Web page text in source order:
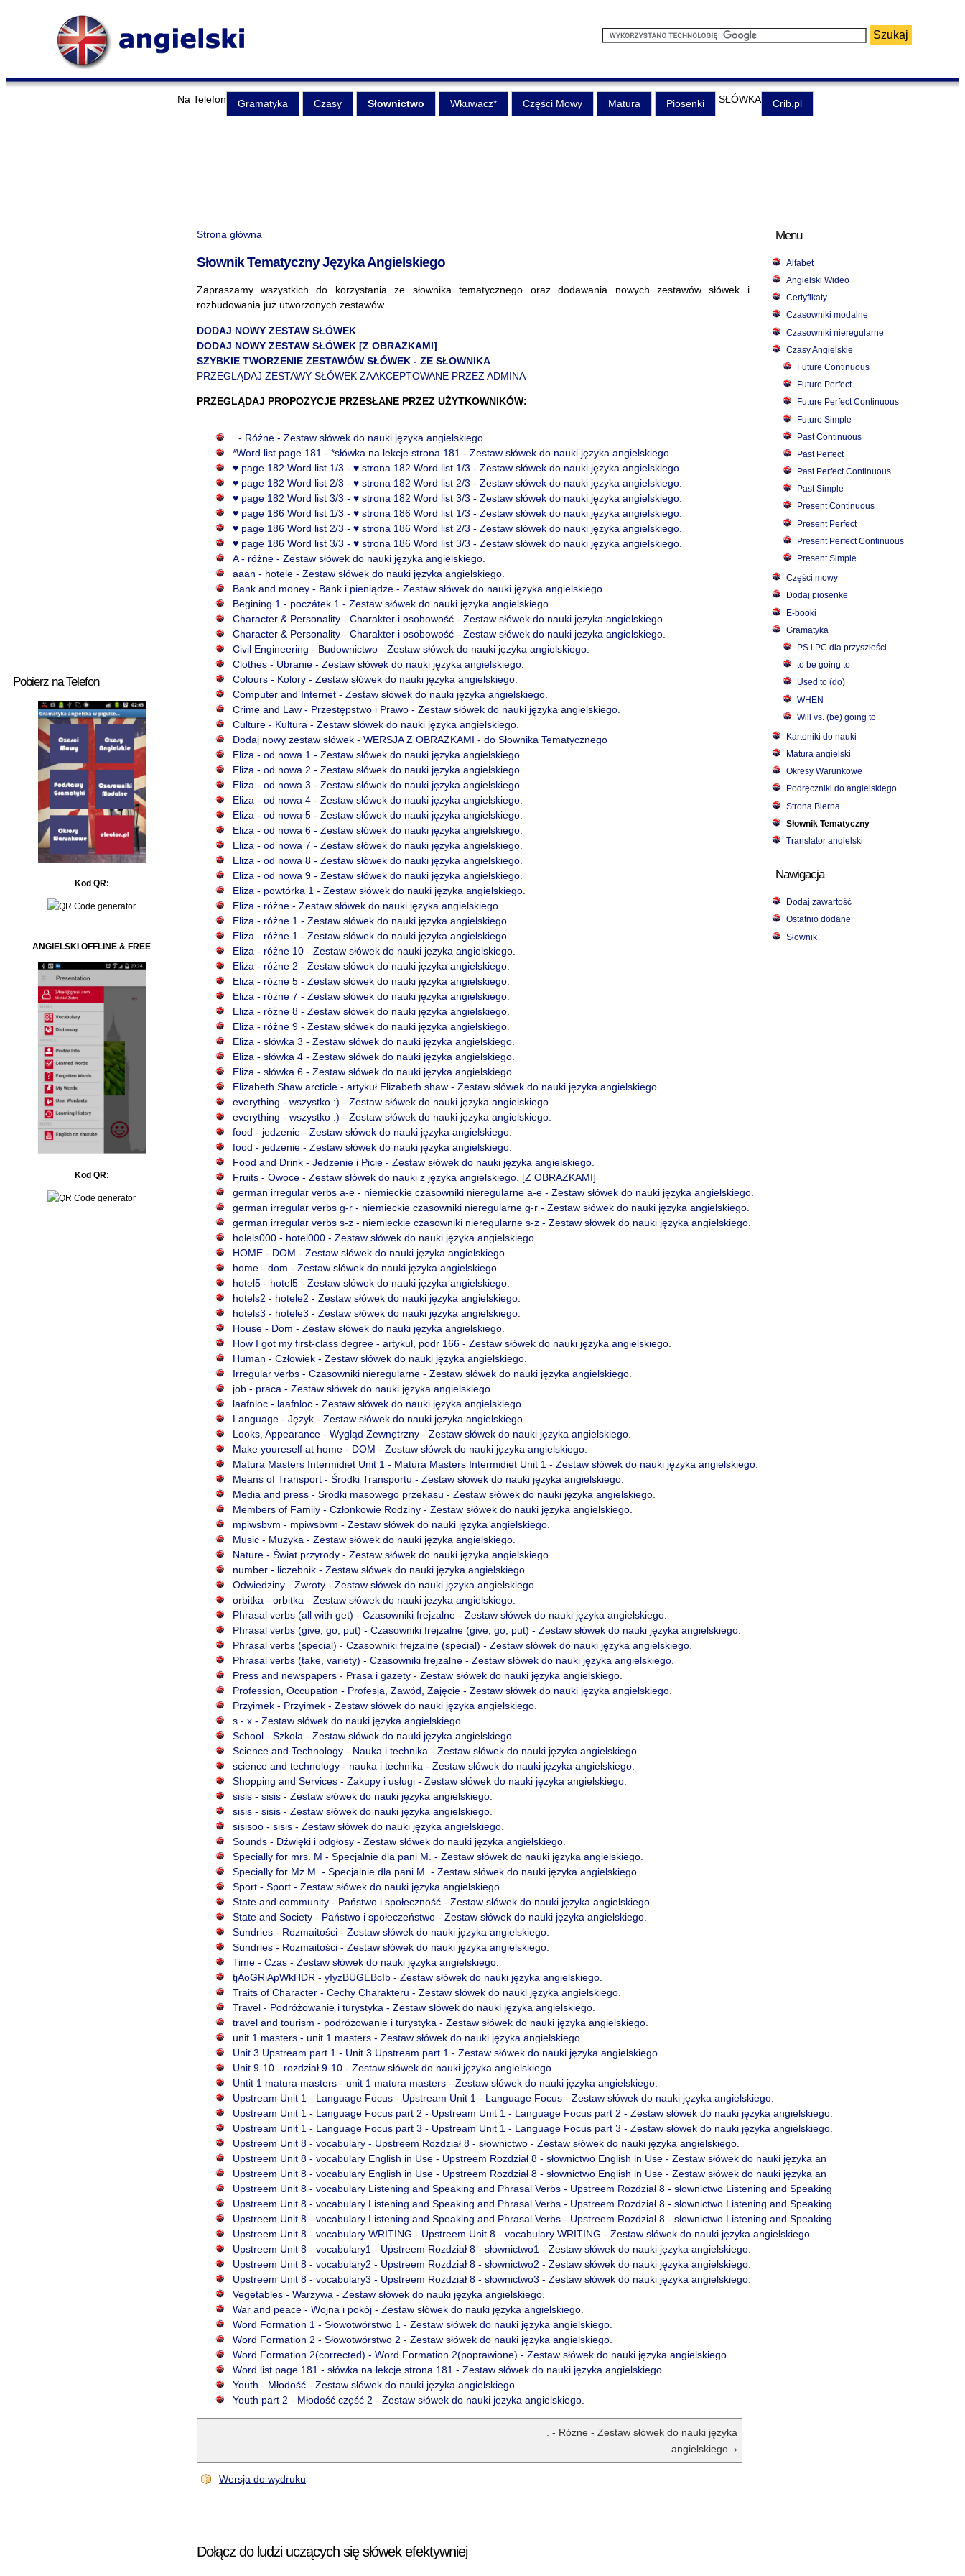
Na Telefon Gramatyka Czasy Słownictwo Wkuwacz* Części Mowy Matura Piosenki SŁÓWKA Crib.pl
Menu
Alfabet
Angielski Wideo
Certyfikaty
Czasowniki modalne
Czasowniki nieregularne
Czasy Angielskie
Future Continuous
Future Perfect
Future Perfect Continuous
Future Simple
Past Continuous
Past Perfect
Past Perfect Continuous
Past Simple
Present Continuous
Present Perfect
Present Perfect Continuous
Present Simple
Części mowy
Dodaj piosenke
E-booki
Gramatyka
PS i PC dla przyszłości
to be going to
Used to (do)
WHEN
Will vs. (be) going to
Kartoniki do nauki
Matura angielski
Okresy Warunkowe
Podręczniki do angielskiego
Strona Bierna
Słownik Tematyczny
Translator angielski
Nawigacja
Dodaj zawartość
Ostatnio dodane
Słownik
Pobierz na Telefon
Kod QR:
ANGIELSKI OFFLINE & FREE
Kod QR:
Strona główna
Słownik Tematyczny Języka Angielskiego
Zapraszamy wszystkich do korzystania ze słownika tematycznego oraz dodawania nowych zestawów słówek i
rozbudowania już utworzonych zestawów.
DODAJ NOWY ZESTAW SŁÓWEK
DODAJ NOWY ZESTAW SŁÓWEK [Z OBRAZKAMI]
SZYBKIE TWORZENIE ZESTAWÓW SŁÓWEK - ZE SŁOWNIKA
PRZEGLĄDAJ ZESTAWY SŁÓWEK ZAAKCEPTOWANE PRZEZ ADMINA
PRZEGLĄDAJ PROPOZYCJE PRZESŁANE PRZEZ UŻYTKOWNIKÓW:
. - Różne - Zestaw słówek do nauki języka angielskiego.
*Word list page 181 - *słówka na lekcje strona 181 - Zestaw słówek do nauki języka angielskiego.
♥ page 182 Word list 1/3 - ♥ strona 182 Word list 1/3 - Zestaw słówek do nauki języka angielskiego.
♥ page 182 Word list 2/3 - ♥ strona 182 Word list 2/3 - Zestaw słówek do nauki języka angielskiego.
♥ page 182 Word list 3/3 - ♥ strona 182 Word list 3/3 - Zestaw słówek do nauki języka angielskiego.
♥ page 186 Word list 1/3 - ♥ strona 186 Word list 1/3 - Zestaw słówek do nauki języka angielskiego.
♥ page 186 Word list 2/3 - ♥ strona 186 Word list 2/3 - Zestaw słówek do nauki języka angielskiego.
♥ page 186 Word list 3/3 - ♥ strona 186 Word list 3/3 - Zestaw słówek do nauki języka angielskiego.
A - różne - Zestaw słówek do nauki języka angielskiego.
aaan - hotele - Zestaw słówek do nauki języka angielskiego.
Bank and money - Bank i pieniądze - Zestaw słówek do nauki języka angielskiego.
Begining 1 - poczátek 1 - Zestaw słówek do nauki języka angielskiego.
Character & Personality - Charakter i osobowość - Zestaw słówek do nauki języka angielskiego.
Character & Personality - Charakter i osobowość - Zestaw słówek do nauki języka angielskiego.
Civil Engineering - Budownictwo - Zestaw słówek do nauki języka angielskiego.
Clothes - Ubranie - Zestaw słówek do nauki języka angielskiego.
Colours - Kolory - Zestaw słówek do nauki języka angielskiego.
Computer and Internet - Zestaw słówek do nauki języka angielskiego.
Crime and Law - Przestępstwo i Prawo - Zestaw słówek do nauki języka angielskiego.
Culture - Kultura - Zestaw słówek do nauki języka angielskiego.
Dodaj nowy zestaw słówek - WERSJA Z OBRAZKAMI - do Słownika Tematycznego
Eliza - od nowa 1 - Zestaw słówek do nauki języka angielskiego.
Eliza - od nowa 2 - Zestaw słówek do nauki języka angielskiego.
Eliza - od nowa 3 - Zestaw słówek do nauki języka angielskiego.
Eliza - od nowa 4 - Zestaw słówek do nauki języka angielskiego.
Eliza - od nowa 5 - Zestaw słówek do nauki języka angielskiego.
Eliza - od nowa 6 - Zestaw słówek do nauki języka angielskiego.
Eliza - od nowa 7 - Zestaw słówek do nauki języka angielskiego.
Eliza - od nowa 8 - Zestaw słówek do nauki języka angielskiego.
Eliza - od nowa 9 - Zestaw słówek do nauki języka angielskiego.
Eliza - powtórka 1 - Zestaw słówek do nauki języka angielskiego.
Eliza - różne - Zestaw słówek do nauki języka angielskiego.
Eliza - różne 1 - Zestaw słówek do nauki języka angielskiego.
Eliza - różne 1 - Zestaw słówek do nauki języka angielskiego.
Eliza - różne 10 - Zestaw słówek do nauki języka angielskiego.
Eliza - różne 2 - Zestaw słówek do nauki języka angielskiego.
Eliza - różne 5 - Zestaw słówek do nauki języka angielskiego.
Eliza - różne 7 - Zestaw słówek do nauki języka angielskiego.
Eliza - różne 8 - Zestaw słówek do nauki języka angielskiego.
Eliza - różne 9 - Zestaw słówek do nauki języka angielskiego.
Eliza - słówka 3 - Zestaw słówek do nauki języka angielskiego.
Eliza - słówka 4 - Zestaw słówek do nauki języka angielskiego.
Eliza - słówka 6 - Zestaw słówek do nauki języka angielskiego.
Elizabeth Shaw arcticle - artykuł Elizabeth shaw - Zestaw słówek do nauki języka angielskiego.
everything - wszystko :) - Zestaw słówek do nauki języka angielskiego.
everything - wszystko :) - Zestaw słówek do nauki języka angielskiego.
food - jedzenie - Zestaw słówek do nauki języka angielskiego.
food - jedzenie - Zestaw słówek do nauki języka angielskiego.
Food and Drink - Jedzenie i Picie - Zestaw słówek do nauki języka angielskiego.
Fruits - Owoce - Zestaw słówek do nauki z języka angielskiego. [Z OBRAZKAMI]
german irregular verbs a-e - niemieckie czasowniki nieregularne a-e - Zestaw słówek do nauki języka angielskiego.
german irregular verbs g-r - niemieckie czasowniki nieregularne g-r - Zestaw słówek do nauki języka angielskiego.
german irregular verbs s-z - niemieckie czasowniki nieregularne s-z - Zestaw słówek do nauki języka angielskiego.
holels000 - hotel000 - Zestaw słówek do nauki języka angielskiego.
HOME - DOM - Zestaw słówek do nauki języka angielskiego.
home - dom - Zestaw słówek do nauki języka angielskiego.
hotel5 - hotel5 - Zestaw słówek do nauki języka angielskiego.
hotels2 - hotele2 - Zestaw słówek do nauki języka angielskiego.
hotels3 - hotele3 - Zestaw słówek do nauki języka angielskiego.
House - Dom - Zestaw słówek do nauki języka angielskiego.
How I got my first-class degree - artykuł, podr 166 - Zestaw słówek do nauki języka angielskiego.
Human - Człowiek - Zestaw słówek do nauki języka angielskiego.
Irregular verbs - Czasowniki nieregularne - Zestaw słówek do nauki języka angielskiego.
job - praca - Zestaw słówek do nauki języka angielskiego.
laafnloc - laafnloc - Zestaw słówek do nauki języka angielskiego.
Language - Język - Zestaw słówek do nauki języka angielskiego.
Looks, Appearance - Wygląd Zewnętrzny - Zestaw słówek do nauki języka angielskiego.
Make youreself at home - DOM - Zestaw słówek do nauki języka angielskiego.
Matura Masters Intermidiet Unit 1 - Matura Masters Intermidiet Unit 1 - Zestaw słówek do nauki języka angielskiego.
Means of Transport - Środki Transportu - Zestaw słówek do nauki języka angielskiego.
Media and press - Srodki masowego przekasu - Zestaw słówek do nauki języka angielskiego.
Members of Family - Członkowie Rodziny - Zestaw słówek do nauki języka angielskiego.
mpiwsbvm - mpiwsbvm - Zestaw słówek do nauki języka angielskiego.
Music - Muzyka - Zestaw słówek do nauki języka angielskiego.
Nature - Świat przyrody - Zestaw słówek do nauki języka angielskiego.
number - liczebnik - Zestaw słówek do nauki języka angielskiego.
Odwiedziny - Zwroty - Zestaw słówek do nauki języka angielskiego.
orbitka - orbitka - Zestaw słówek do nauki języka angielskiego.
Phrasal verbs (all with get) - Czasowniki frejzalne - Zestaw słówek do nauki języka angielskiego.
Phrasal verbs (give, go, put) - Czasowniki frejzalne (give, go, put) - Zestaw słówek do nauki języka angielskiego.
Phrasal verbs (special) - Czasowniki frejzalne (special) - Zestaw słówek do nauki języka angielskiego.
Phrasal verbs (take, variety) - Czasowniki frejzalne - Zestaw słówek do nauki języka angielskiego.
Press and newspapers - Prasa i gazety - Zestaw słówek do nauki języka angielskiego.
Profession, Occupation - Profesja, Zawód, Zajęcie - Zestaw słówek do nauki języka angielskiego.
Przyimek - Przyimek - Zestaw słówek do nauki języka angielskiego.
s - x - Zestaw słówek do nauki języka angielskiego.
School - Szkoła - Zestaw słówek do nauki języka angielskiego.
Science and Technology - Nauka i technika - Zestaw słówek do nauki języka angielskiego.
science and technology - nauka i technika - Zestaw słówek do nauki języka angielskiego.
Shopping and Services - Zakupy i usługi - Zestaw słówek do nauki języka angielskiego.
sisis - sisis - Zestaw słówek do nauki języka angielskiego.
sisis - sisis - Zestaw słówek do nauki języka angielskiego.
sisisoo - sisis - Zestaw słówek do nauki języka angielskiego.
Sounds - Dźwięki i odgłosy - Zestaw słówek do nauki języka angielskiego.
Specially for mrs. M - Specjalnie dla pani M. - Zestaw słówek do nauki języka angielskiego.
Specially for Mz M. - Specjalnie dla pani M. - Zestaw słówek do nauki języka angielskiego.
Sport - Sport - Zestaw słówek do nauki języka angielskiego.
State and community - Państwo i społeczność - Zestaw słówek do nauki języka angielskiego.
State and Society - Państwo i społeczeństwo - Zestaw słówek do nauki języka angielskiego.
Sundries - Rozmaitości - Zestaw słówek do nauki języka angielskiego.
Sundries - Rozmaitości - Zestaw słówek do nauki języka angielskiego.
Time - Czas - Zestaw słówek do nauki języka angielskiego.
tjAoGRiApWkHDR - yIyzBUGEBcIb - Zestaw słówek do nauki języka angielskiego.
Traits of Character - Cechy Charakteru - Zestaw słówek do nauki języka angielskiego.
Travel - Podróżowanie i turystyka - Zestaw słówek do nauki języka angielskiego.
travel and tourism - podróżowanie i turystyka - Zestaw słówek do nauki języka angielskiego.
unit 1 masters - unit 1 masters - Zestaw słówek do nauki języka angielskiego.
Unit 3 Upstream part 1 - Unit 3 Upstream part 1 - Zestaw słówek do nauki języka angielskiego.
Unit 9-10 - rozdział 9-10 - Zestaw słówek do nauki języka angielskiego.
Untit 1 matura masters - unit 1 matura masters - Zestaw słówek do nauki języka angielskiego.
Upstream Unit 1 - Language Focus - Upstream Unit 1 - Language Focus - Zestaw słówek do nauki języka angielskiego.
Upstream Unit 1 - Language Focus part 2 - Upstream Unit 1 - Language Focus part 2 - Zestaw słówek do nauki języka angielskiego.
Upstream Unit 1 - Language Focus part 3 - Upstream Unit 1 - Language Focus part 3 - Zestaw słówek do nauki języka angielskiego.
Upstreem Unit 8 - vocabulary - Upstreem Rozdział 8 - słownictwo - Zestaw słówek do nauki języka angielskiego.
Upstreem Unit 8 - vocabulary English in Use - Upstreem Rozdział 8 - słownictwo English in Use - Zestaw słówek do nauki języka an
Upstreem Unit 8 - vocabulary English in Use - Upstreem Rozdział 8 - słownictwo English in Use - Zestaw słówek do nauki języka an
Upstreem Unit 8 - vocabulary Listening and Speaking and Phrasal Verbs - Upstreem Rozdział 8 - słownictwo Listening and Speaking
Upstreem Unit 8 - vocabulary Listening and Speaking and Phrasal Verbs - Upstreem Rozdział 8 - słownictwo Listening and Speaking
Upstreem Unit 8 - vocabulary Listening and Speaking and Phrasal Verbs - Upstreem Rozdział 8 - słownictwo Listening and Speaking
Upstreem Unit 8 - vocabulary WRITING - Upstreem Unit 8 - vocabulary WRITING - Zestaw słówek do nauki języka angielskiego.
Upstreem Unit 8 - vocabulary1 - Upstreem Rozdział 8 - słownictwo1 - Zestaw słówek do nauki języka angielskiego.
Upstreem Unit 8 - vocabulary2 - Upstreem Rozdział 8 - słownictwo2 - Zestaw słówek do nauki języka angielskiego.
Upstreem Unit 8 - vocabulary3 - Upstreem Rozdział 8 - słownictwo3 - Zestaw słówek do nauki języka angielskiego.
Vegetables - Warzywa - Zestaw słówek do nauki języka angielskiego.
War and peace - Wojna i pokój - Zestaw słówek do nauki języka angielskiego.
Word Formation 1 - Słowotwórstwo 1 - Zestaw słówek do nauki języka angielskiego.
Word Formation 2 - Słowotwórstwo 2 - Zestaw słówek do nauki języka angielskiego.
Word Formation 2(corrected) - Word Formation 2(poprawione) - Zestaw słówek do nauki języka angielskiego.
Word list page 181 - słówka na lekcje strona 181 - Zestaw słówek do nauki języka angielskiego.
Youth - Młodość - Zestaw słówek do nauki języka angielskiego.
Youth part 2 - Młodość część 2 - Zestaw słówek do nauki języka angielskiego.
. - Różne - Zestaw słówek do nauki języka
angielskiego. ›
Wersja do wydruku
Dołącz do ludzi uczących się słówek efektywniej